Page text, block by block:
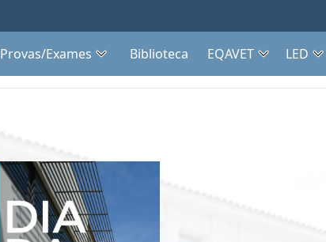
Provas/Exames Biblioteca EQAVET LED